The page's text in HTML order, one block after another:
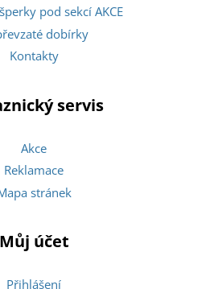
pod sekcí AKCE
dobírky
Kontakty
servis
Akce
Reklamace
stránek
Můj účet
Přihlášení